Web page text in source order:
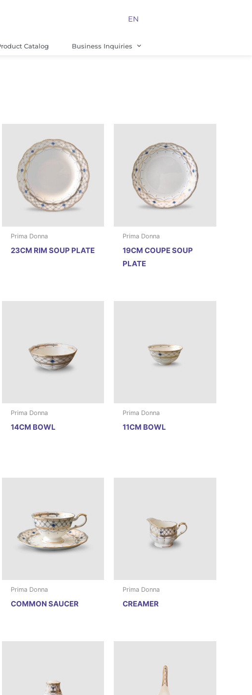
EN
Catalog Business Inquiries
Prima Donna
23CM RIM SOUP PLATE
Prima Donna
19CM COUPE SOUP
PLATE
Prima Donna
14CM BOWL
Prima Donna
11CM BOWL
Prima Donna
COMMON SAUCER
Prima Donna
CREAMER